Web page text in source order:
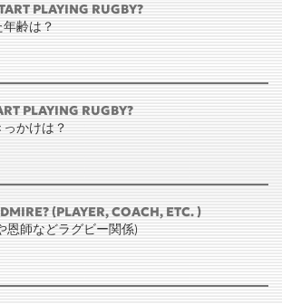
PLAYING RUGBY?
齢は？
PLAYING RUGBY?
かけは？
(PLAYER, COACH, ETC. )
恩師などラグビー関係)